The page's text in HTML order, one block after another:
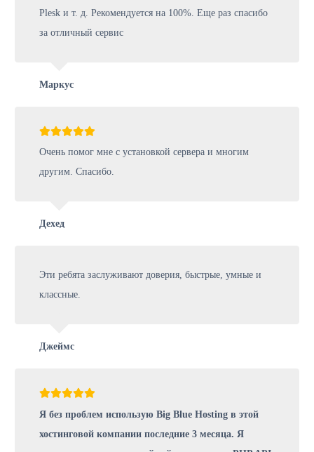
Plesk и т. д. Рекомендуется на 100%. Еще раз спасибо
за отличный сервис
Маркус
Очень помог мне с установкой сервера и многим
другим. Спасибо.
Дехед
Эти ребята заслуживают доверия, быстрые, умные и
классные.
Джеймс
Я без проблем использую Big Blue Hosting в этой
хостинговой компании последние 3 месяца. Я